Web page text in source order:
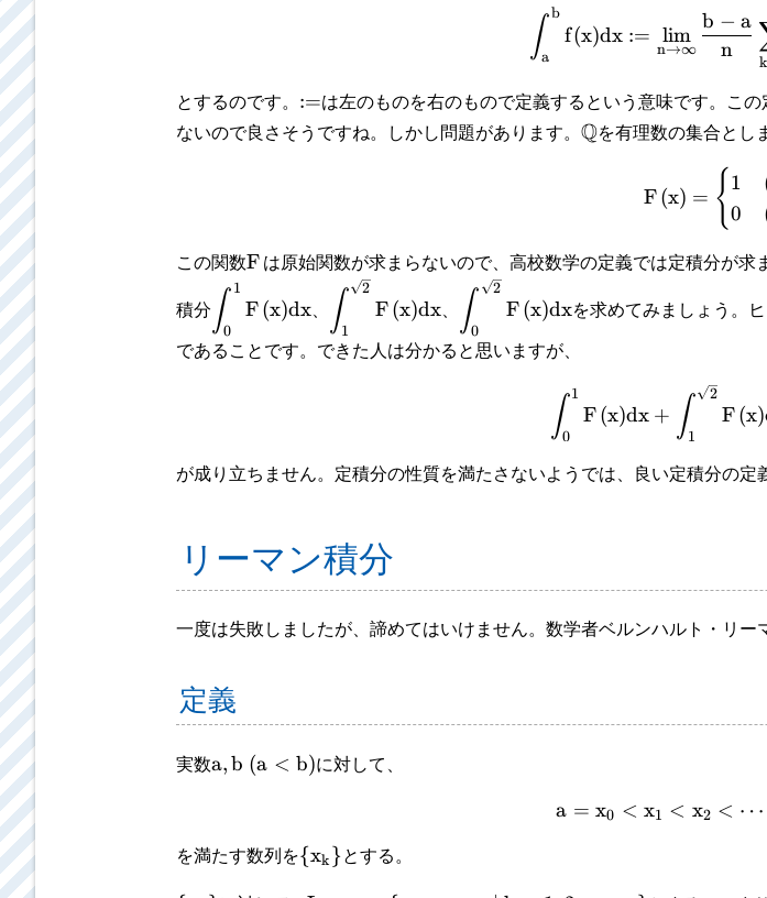
∫a
b
f(x)dx :=
n→∞
lim
n
b − a
k
とするのです。 :=は左のものを右のもので定義するという意味です。この
ないので良さそうですね。しかし問題があります。 Qを有理数の集合とし
F(x) = {1
0
この関数F は原始関数が求まらないので、高校数学の定義では定積分が
積分 ∫0
1
F(x)dx、 ∫1
2
F(x)dx ∫0
2
F(x)dxを求めてみましょう。
であることです。できた人は分かると思いますが、
∫0
1
F(x)dx + ∫1
2
F(x)
が成り立ちません。定積分の性質を満たさないようでは、良い定積分の定
リーマン積分
一度は失敗しましたが、諦めてはいけません。数学者ベルンハルト・リー
定義
実数a,b (a < b)に対して、
a = x0 < x1 < x2 < ⋯
を満たす数列を{xk}とする。